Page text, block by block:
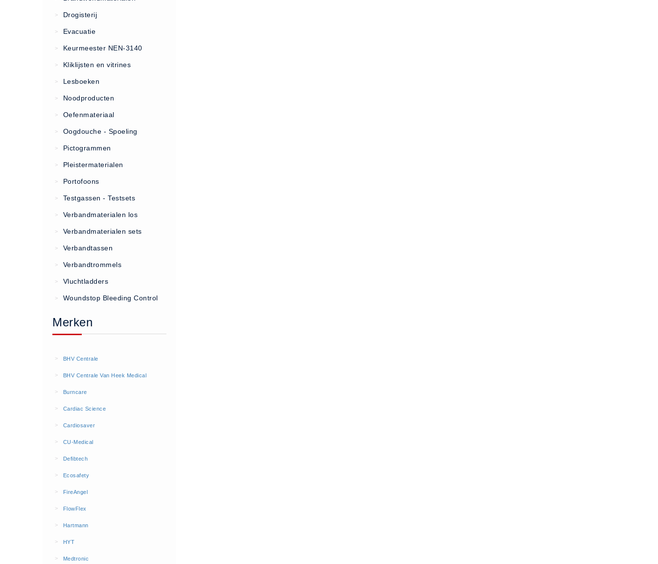
Algemene Voorwaarden
Vacatures
AED apparaten (11)
AED apparaten (11)
AED batterijen (12)
AED binnen - buiten kasten (11)
AED elektroden (18)
AED tassen (14)
BHV kasten (5)
BHV kasten (0)
Evacuatie - Zaklampen (0)
Kleding - Hesjes (0)
Brandblusmiddelen
Schuimblussers (6)
Brandmelders
CO melders (2)
> Drogisterij
> Evacuatie
> Keurmeester NEN-3140
> Kliklijsten en vitrines
> Lesboeken
> Noodproducten
> Oefenmateriaal
> Oogdouche - Spoeling
> Pictogrammen
> Pleistermaterialen
> Portofoons
> Testgassen - Testsets
> Verbandmaterialen los
> Verbandmaterialen sets
> Verbandtassen
> Verbandtrommels
> Vluchtladders
> Woundstop Bleeding Control
Merken
> BHV Centrale
> BHV Centrale Van Heek Medical
> Burncare
> Cardiac Science
> Cardiosaver
> CU-Medical
> Defibtech
> Ecosafety
> FireAngel
> FlowFlex
> Hartmann
> HYT
> Medtronic